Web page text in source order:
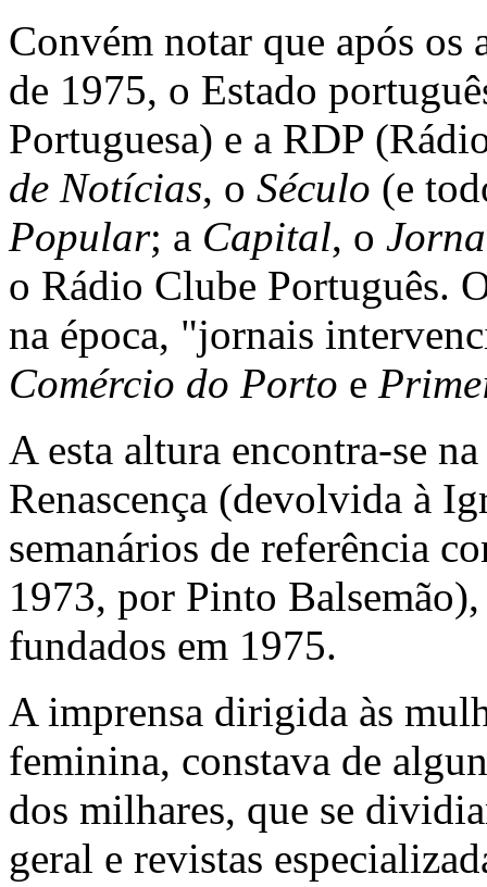
Convém notar que após os
de 1975, o Estado
Portuguesa) e a RDP
de Notícias, o Século (e
Popular; a Capital, o
o Rádio Clube Português.
na época, "jornais
Comércio do Porto e
A esta altura encontra-se
Renascença (devolvida à
semanários de referência
1973, por Pinto
fundados em 1975.
A imprensa dirigida às
feminina, constava de
dos milhares, que se
geral e revistas